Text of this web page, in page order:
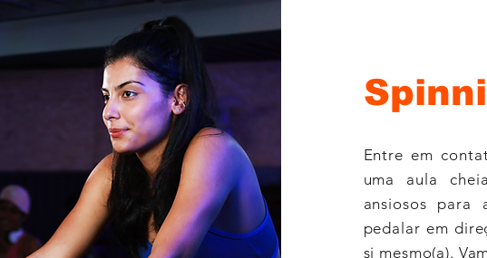
Entre em
uma aula
ansiosos para
pedalar em
si mesmo(a).